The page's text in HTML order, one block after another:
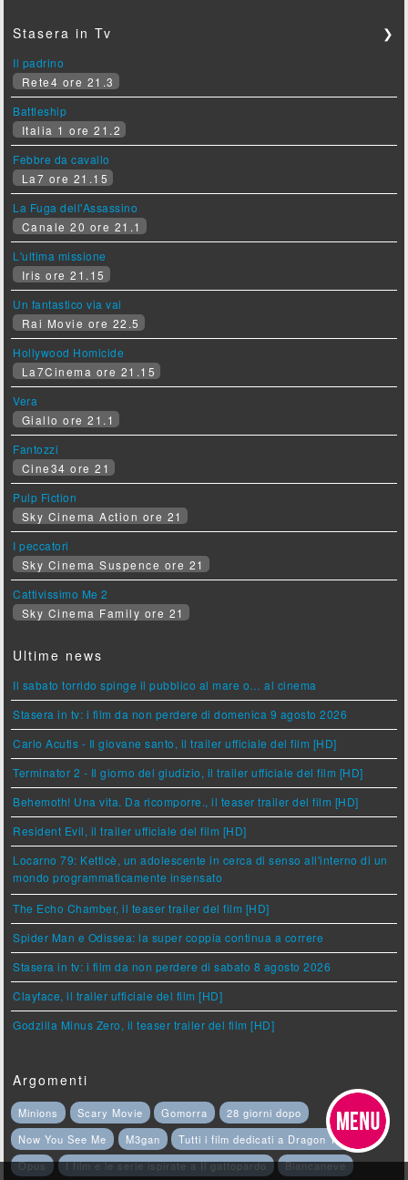
Stasera in Tv ❯
Il padrino
Rete4 ore 21.3
Battleship
Italia 1 ore 21.2
Febbre da cavallo
La7 ore 21.15
La Fuga dell'Assassino
Canale 20 ore 21.1
L'ultima missione
Iris ore 21.15
Un fantastico via vai
Rai Movie ore 22.5
Hollywood Homicide
La7Cinema ore 21.15
Vera
Giallo ore 21.1
Fantozzi
Cine34 ore 21
Pulp Fiction
Sky Cinema Action ore 21
I peccatori
Sky Cinema Suspence ore 21
Cattivissimo Me 2
Sky Cinema Family ore 21
Ultime news
Il sabato torrido spinge il pubblico al mare o… al cinema
Stasera in tv: i film da non perdere di domenica 9 agosto 2026
Carlo Acutis - Il giovane santo, il trailer ufficiale del film [HD]
Terminator 2 - Il giorno del giudizio, il trailer ufficiale del film [HD]
Behemoth! Una vita. Da ricomporre., il teaser trailer del film [HD]
Resident Evil, il trailer ufficiale del film [HD]
Locarno 79: Ketticè, un adolescente in cerca di senso all'interno di un
mondo programmaticamente insensato
The Echo Chamber, il teaser trailer del film [HD]
Spider Man e Odissea: la super coppia continua a correre
Stasera in tv: i film da non perdere di sabato 8 agosto 2026
Clayface, il trailer ufficiale del film [HD]
Godzilla Minus Zero, il teaser trailer del film [HD]
Argomenti
Minions Scary Movie Gomorra
28 giorni dopo
Now You See Me
M3gan
Tutti i film dedicati a Dragon Trainer
Opus
I film e le serie ispirate a Il gattopardo Biancaneve